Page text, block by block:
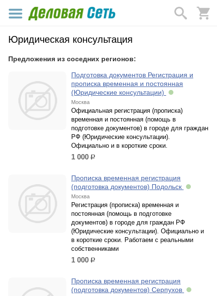
Юридическая консультация
Предложения из соседних регионов:
Подготовка документов Регистрация и
прописка временная и постоянная
(Юридические консультации)
Москва
Официальная регистрация (прописка)
временная и постоянная (помощь в
подготовке документов) в городе для граждан
РФ (Юридические консультации).
Официально и в короткие сроки.
1 000 р.
Прописка временная регистрация
(подготовка документов) Подольск
Москва
Регистрация (прописка) временная и
постоянная (помощь в подготовке
документов) в городе для граждан РФ
(Юридические консультации). Официально и
в короткие сроки. Работаем с реальными
собственниками
1 000 р.
Прописка временная регистрация
(подготовка документов) Серпухов